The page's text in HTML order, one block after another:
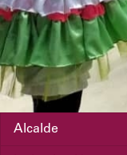
Alcalde